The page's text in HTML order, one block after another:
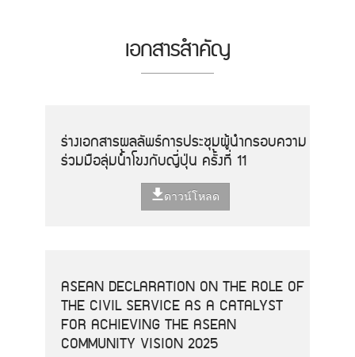
เอกสารสำคัญ
ร่างเอกสารผลลัพธ์การประชุมผู้นำกรอบความ
ร่วมมือลุ่มน้ำโขงกับญี่ปุ่น ครั้งที่ 11
ดาวน์โหลด
ASEAN DECLARATION ON THE ROLE OF
THE CIVIL SERVICE AS A CATALYST
FOR ACHIEVING THE ASEAN
COMMUNITY VISION 2025